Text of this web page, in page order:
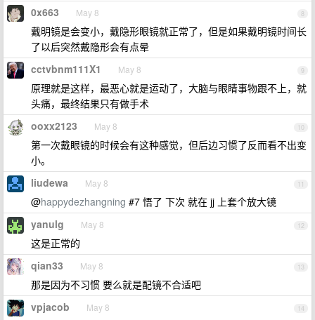
8
0x663 May 8
戴明镜是会变小，戴隐形眼镜就正常了，但是如果戴明镜时间长
了以后突然戴隐形会有点晕
9
cctvbnm111X1 May 8
原理就是这样，最恶心就是运动了，大脑与眼睛事物跟不上，就
头痛，最终结果只有做手术
10
ooxx2123 May 8
第一次戴眼镜的时候会有这种感觉，但后边习惯了反而看不出变
小。
11
liudewa May 8
@happydezhangning #7 悟了 下次 就在 jj 上套个放大镜
12
yanulg May 8
这是正常的
13
qian33 May 8
那是因为不习惯 要么就是配镜不合适吧
14
vpjacob May 8